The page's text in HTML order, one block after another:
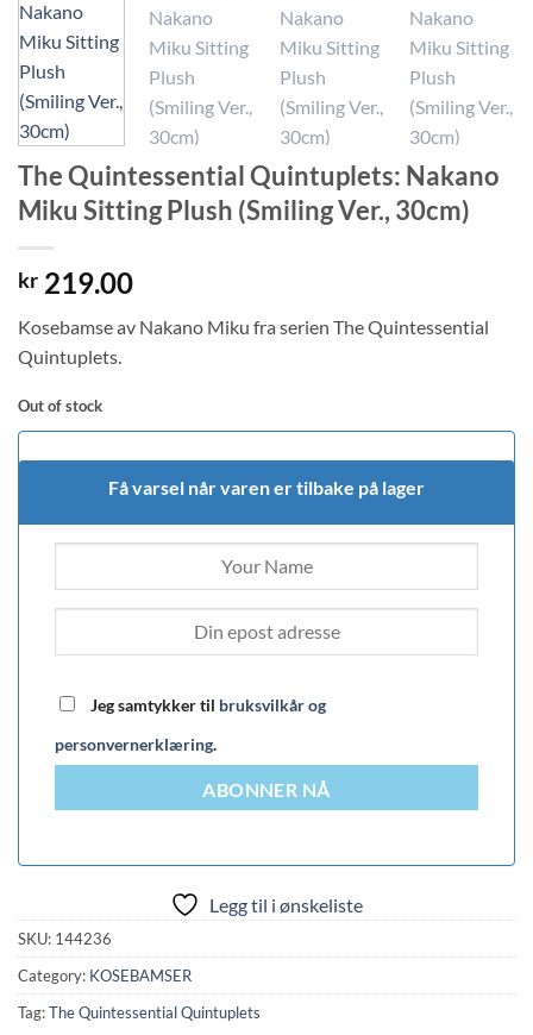
The Quintessential Quintuplets: Nakano
Miku Sitting Plush (Smiling Ver., 30cm)
kr 219.00
Kosebamse av Nakano Miku fra serien The Quintessential
Quintuplets.
Out of stock
Få varsel når varen er tilbake på lager
Jeg samtykker til bruksvilkår og
personvernerklæring.
ABONNER NÅ
Legg til i ønskeliste
SKU: 144236
Category: KOSEBAMSER
Tag:The Quintessential Quintuplets